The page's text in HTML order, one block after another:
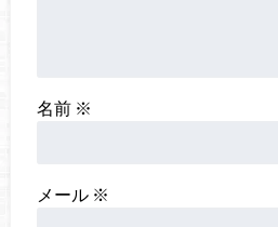
名前 ※
メール ※